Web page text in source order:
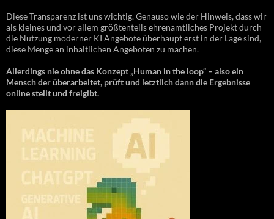
Diese Transparenz ist uns wichtig. Genauso wie der Hinweis, dass wir
als kleines und vor allem größtenteils ehrenamtliches Projekt durch
die Nutzung moderner KI Angebote überhaupt erst in der Lage sind,
diese Menge an inhaltlichen Angeboten zu machen.
Allerdings nie ohne das Konzept „Human in the loop“ – also ein
Mensch der überarbeitet, prüft und letztlich dann die Ergebnisse
online stellt und freigibt.